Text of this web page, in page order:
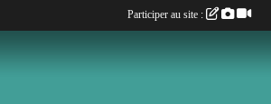
Participer au site :